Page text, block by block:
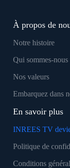
À propos de
Notre histoire
Qui sommes-nous
Nos valeurs
Embarquez dans
En savoir plus
INREES TV
Politique de
Conditions